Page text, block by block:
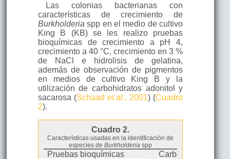
Las colonias bacterianas con
características de crecimiento de
Burkholderia spp en el medio de cultivo
King B (KB) se les realizo pruebas
bioquímicas de crecimiento a pH 4,
crecimiento a 40 °C, crecimiento en 3 %
de NaCl e hidrolisis de gelatina,
además de observación de pigmentos
en medios de cultivo King B y la
utilización de carbohidratos adonitol y
sacarosa (Schaad et al., 2001) (Cuadro
2).
Cuadro 2.
Características usadas en la identificación de
especies deBurkholderia spp
Pruebas bioquímicas
Carbohidratos